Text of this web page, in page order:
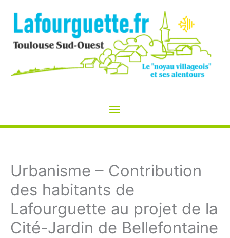
contenu
Menu
principal
Urbanisme – Contribution
des habitants de
Lafourguette au projet de la
Cité-Jardin de Bellefontaine